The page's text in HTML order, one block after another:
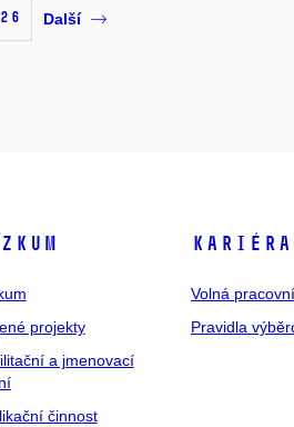
26 Další
projekty
a jmenovací
činnost
Kariéra
Volná
Pravidla